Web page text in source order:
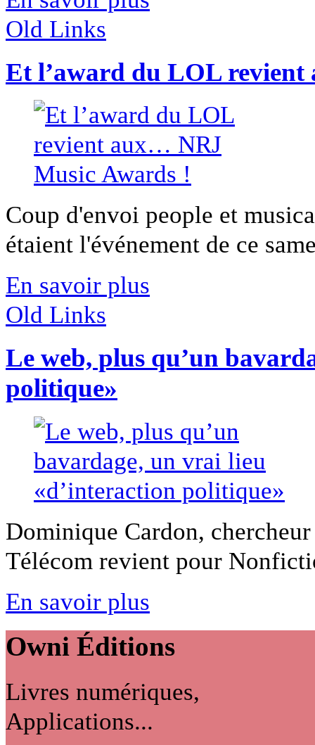
Old Links
Et l’award du LOL
Coup d'envoi people et
étaient l'événement de ce
En savoir plus
Old Links
Le web, plus qu’un
politique»
Dominique Cardon,
Télécom revient pour
En savoir plus
Owni Éditions
Livres numériques,
Applications...